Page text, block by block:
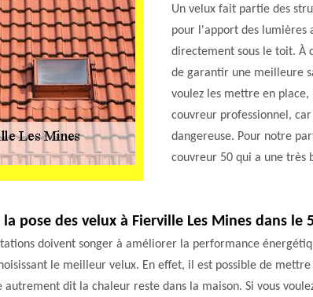
Un velux fait partie des
pour l'apport des lumières
directement sous le toit. À
de garantir une meilleure
voulez les mettre en
couvreur professionnel,
dangereuse. Pour notre
couvreur 50 qui a une très
pose des velux à Fierville Les Mines dans le
doivent songer à améliorer la performance
le meilleur velux. En effet, il est possible de
dit la chaleur reste dans la maison. Si vous